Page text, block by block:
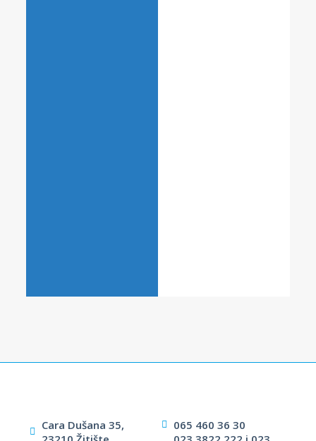
Cara Dušana 35,
065 460 36 30